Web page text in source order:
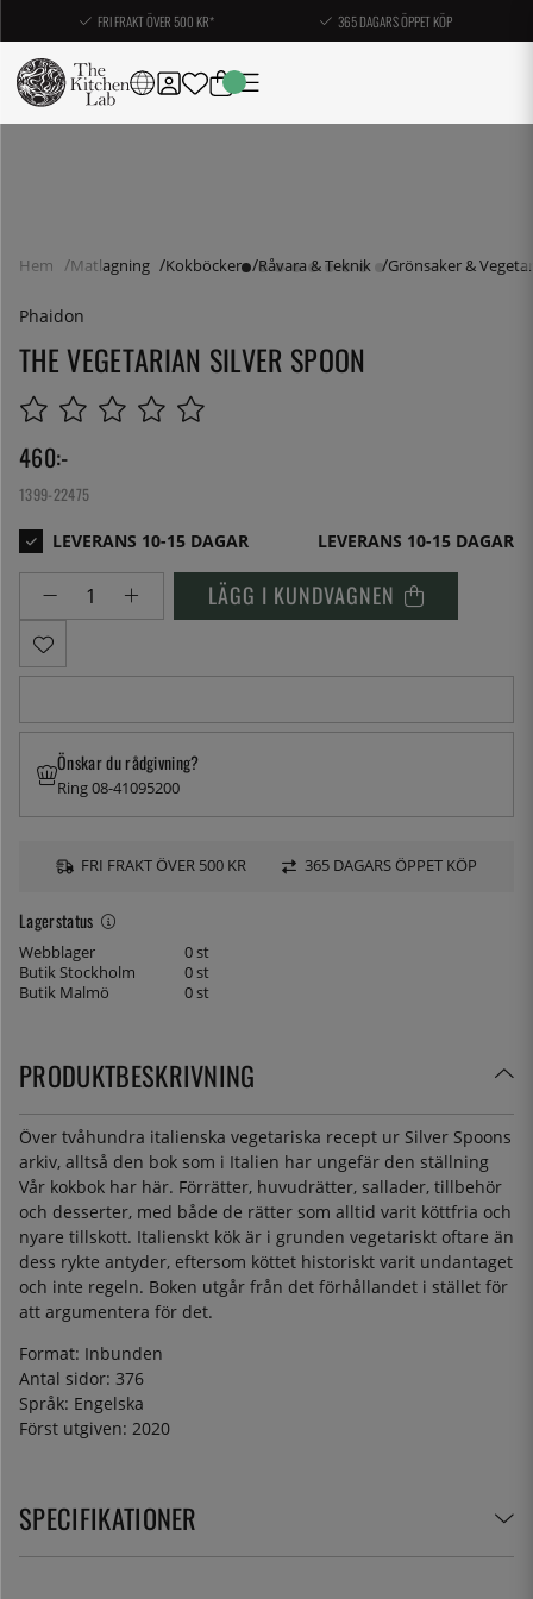
FRI FRAKT ÖVER 500 KR* 365 DAGARS ÖPPET KÖP
Hem Matlagning Kokböcker Råvara & Teknik Grönsaker &
Phaidon
THE VEGETARIAN SILVER SPOON
460:-
1399-22475
LEVERANS 10-15 DAGAR
LÄGG I KUNDVAGNEN
Lagerstatus
Webblager
0 st
Butik Stockholm
0 st
Butik Malmö
0 st
Önskar du rådgivning?
Ring 08-41095200
FRI FRAKT ÖVER 500 KR 365 DAGARS ÖPPET KÖP
PRODUKTBESKRIVNING
Över tvåhundra italienska vegetariska recept ur Silver Spoons
arkiv, alltså den bok som i Italien har ungefär den ställning
Vår kokbok har här. Förrätter, huvudrätter, sallader, tillbehör
och desserter, med både de rätter som alltid varit köttfria och
nyare tillskott. Italienskt kök är i grunden vegetariskt oftare än
dess rykte antyder, eftersom köttet historiskt varit undantaget
och inte regeln. Boken utgår från det förhållandet i stället för
att argumentera för det.
Format: Inbunden
Antal sidor: 376
Språk: Engelska
Först utgiven: 2020
SPECIFIKATIONER